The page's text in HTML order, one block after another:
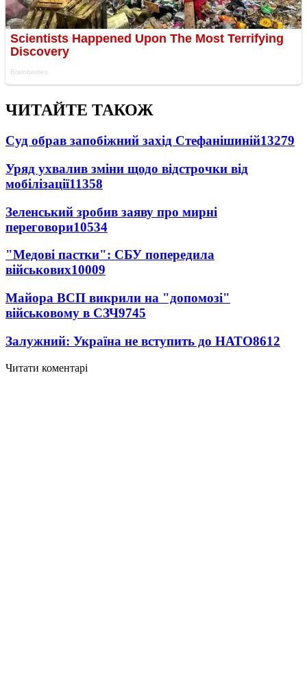
ЧИТАЙТЕ ТАКОЖ
Суд обрав запобіжний захід Стефанішиній13279
Уряд ухвалив зміни щодо відстрочки від
мобілізації11358
Зеленський зробив заяву про мирні
переговори10534
"Медові пастки": СБУ попередила
військових10009
Майора ВСП викрили на "допомозі"
військовому в СЗЧ9745
Залужний: Україна не вступить до НАТО8612
Читати коментарі